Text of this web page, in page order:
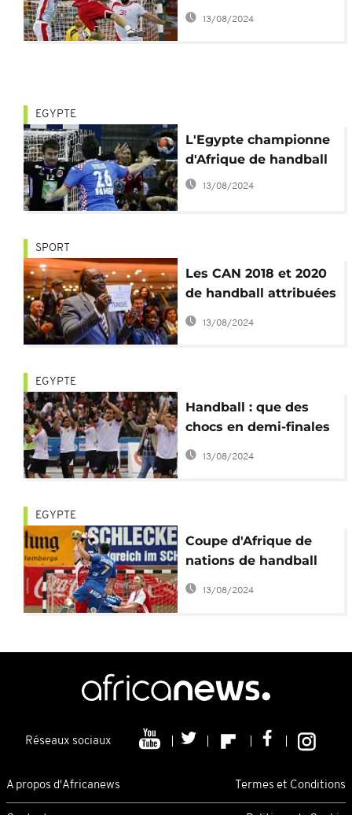
angolaises en quarts
de finale, la Tunisie
13/08/2024
EGYPTE
L'Egypte championne
d'Afrique de handball
13/08/2024
SPORT
Les CAN 2018 et 2020
de handball attribuées
au Gabon, au Congo et
13/08/2024
EGYPTE
Handball : que des
chocs en demi-finales
de la CAN
13/08/2024
EGYPTE
Coupe d'Afrique de
nations de handball
senior hommes : les
13/08/2024
Réseaux sociaux
A propos d'Africanews Termes et Conditions